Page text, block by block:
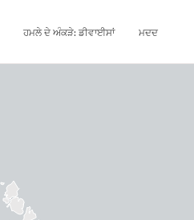
ਹਮਲੇ ਦੇ ਅੰਕੜੇ: ਡੀਵਾਈਸਾਂ ਮਦਦ